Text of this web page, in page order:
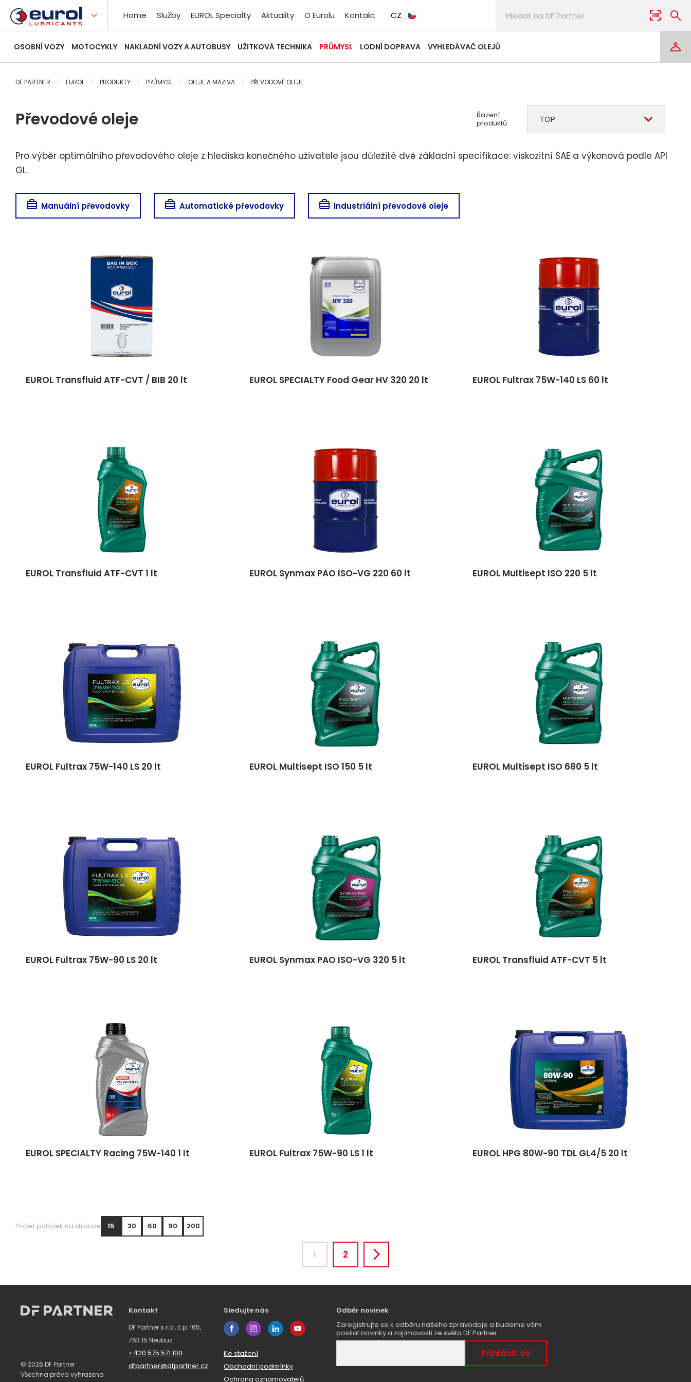
Home Služby EUROL Specialty Aktuality O Eurolu Kontakt CZ
OSOBNÍ VOZY MOTOCYKLY NAKLADNÍ VOZY A AUTOBUSY UŽITKOVÁ TECHNIKA PRŮMYSL LODNÍ DOPRAVA VYHLEDÁVAČ OLEJŮ
DF PARTNER EUROL PRODUKTY PRŮMYSL OLEJE A MAZIVA PŘEVODOVÉ OLEJE
Převodové oleje
Řazení
produktů
TOP
Pro výběr optimálního převodového oleje z hlediska konečného uživatele jsou důležité dvě základní specifikace: viskozitní SAE a výkonová podle API
GL.
Manuální převodovky Automatické převodovky Industriální převodové oleje
EUROL Transfluid ATF-CVT / BIB 20 lt EUROL SPECIALTY Food Gear HV 320 20 lt EUROL Fultrax 75W-140 LS 60 lt
EUROL Transfluid ATF-CVT 1 lt EUROL Synmax PAO ISO-VG 220 60 lt EUROL Multisept ISO 220 5 lt
EUROL Fultrax 75W-140 LS 20 lt EUROL Multisept ISO 150 5 lt EUROL Multisept ISO 680 5 lt
EUROL Fultrax 75W-90 LS 20 lt EUROL Synmax PAO ISO-VG 320 5 lt EUROL Transfluid ATF-CVT 5 lt
EUROL SPECIALTY Racing 75W-140 1 lt EUROL Fultrax 75W-90 LS 1 lt EUROL HPG 80W-90 TDL GL4/5 20 lt
Počet položek na stránce 15 30 60 90 200
1 2
© 2026 DF Partner
Všechna práva vyhrazena
Kontakt
DF Partner s.r.o., č.p. 165,
763 15 Neubuz
+420 575 571 100
dfpartner@dfpartner.cz
Sledujte nás
Ke stažení
Obchodní podmínky
Ochrana oznamovatelů
Odběr novinek
Zaregistrujte se k odběru našeho zpravodaje a budeme vám
posílat novinky a zajímavosti ze světa DF Partner.